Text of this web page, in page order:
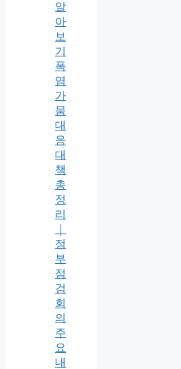
알
아
보
기
폭
염
가
뭄
대
응
대
책
총
정
리
정
부
점
검
회
의
주
요
내